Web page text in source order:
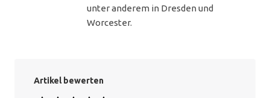
unter anderem in Dresden und
Worcester.
Artikel bewerten